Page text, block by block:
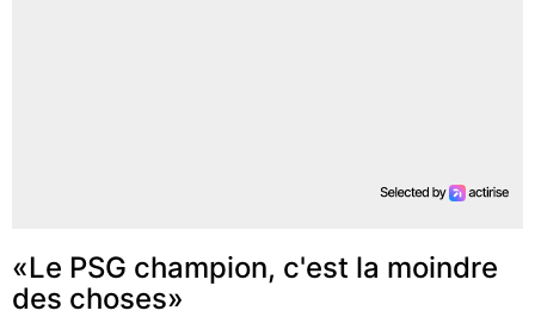
«Le PSG champion, c'est la moindre
des choses»